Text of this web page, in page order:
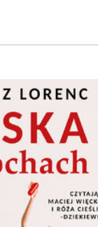
uzależnionych może być
Pod napięciem w
poranne
był producentem Faktów
współpracę producencką
Nadzorował produkcję
Orła i Telekamerę,
Nowakiem wydał
roku wraz z Małgorzatą
podcast Sekielski o